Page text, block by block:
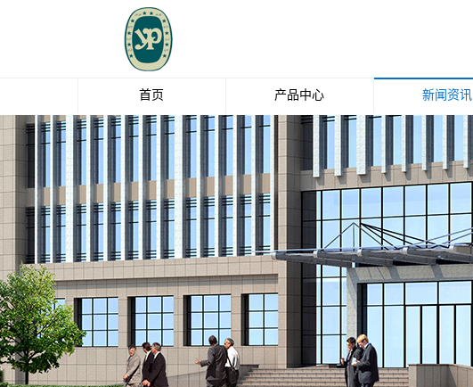
首页 产品中心
玻璃纤维
钛白粉
油脂化工
中石化碳纤维
新闻资讯
公司新闻
行业新闻
媒体报道
行业动态